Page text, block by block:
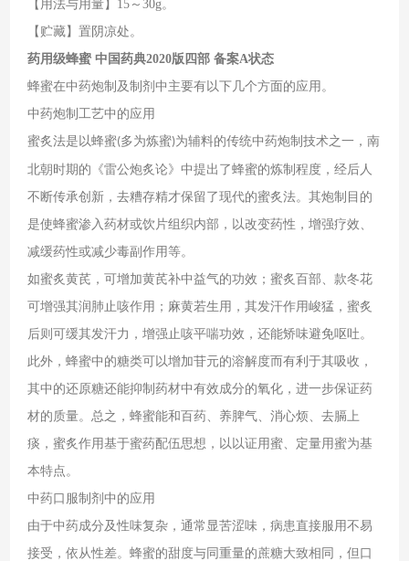
【用法与用量】15～30g。
【贮藏】置阴凉处。
药用级蜂蜜 中国药典2020版四部 备案A状态
蜂蜜在中药炮制及制剂中主要有以下几个方面的应用。
中药炮制工艺中的应用
蜜炙法是以蜂蜜(多为炼蜜)为辅料的传统中药炮制技术之一，南
北朝时期的《雷公炮炙论》中提出了蜂蜜的炼制程度，经后人
不断传承创新，去糟存精才保留了现代的蜜炙法。其炮制目的
是使蜂蜜渗入药材或饮片组织内部，以改变药性，增强疗效、
减缓药性或减少毒副作用等。
如蜜炙黄芪，可增加黄芪补中益气的功效；蜜炙百部、款冬花
可增强其润肺止咳作用；麻黄若生用，其发汗作用峻猛，蜜炙
后则可缓其发汗力，增强止咳平喘功效，还能矫味避免呕吐。
此外，蜂蜜中的糖类可以增加苷元的溶解度而有利于其吸收，
其中的还原糖还能抑制药材中有效成分的氧化，进一步保证药
材的质量。总之，蜂蜜能和百药、养脾气、消心烦、去膈上
痰，蜜炙作用基于蜜药配伍思想，以以证用蜜、定量用蜜为基
本特点。
中药口服制剂中的应用
由于中药成分及性味复杂，通常显苦涩味，病患直接服用不易
接受，依从性差。蜂蜜的甜度与同重量的蔗糖大致相同，但口